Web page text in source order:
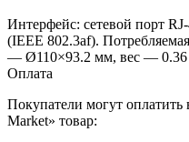
Интерфейс: сетевой порт
(IEEE 802.3af).
— Ø110×93.2 мм, вес — 0.36
Оплата
Покупатели могут
Market» товар: